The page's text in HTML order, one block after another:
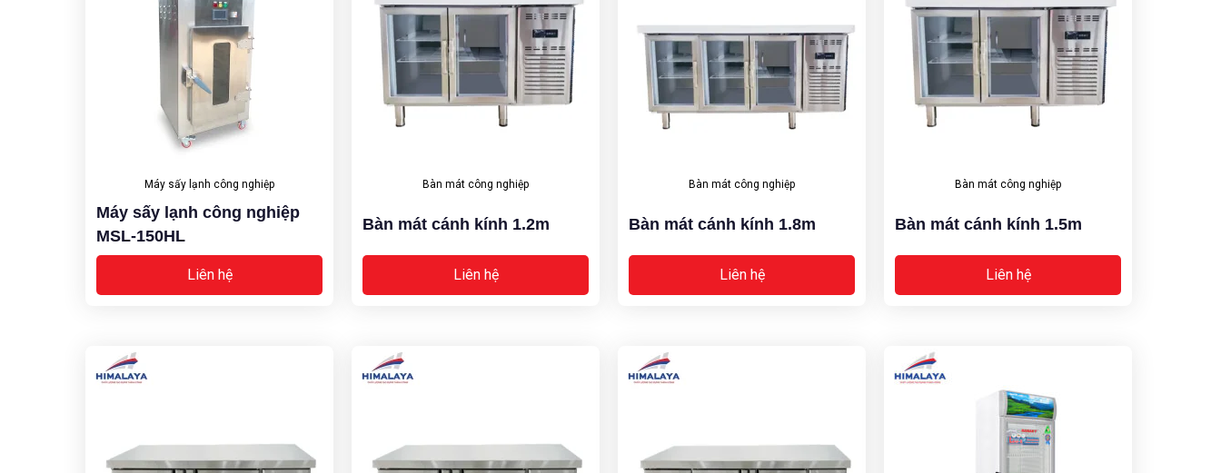
Máy sấy lạnh công nghiệp
Máy sấy lạnh công nghiệp
MSL-150HL
Liên hệ
Bàn mát công nghiệp
Bàn mát cánh kính 1.2m
Liên hệ
Bàn mát công nghiệp
Bàn mát cánh kính 1.8m
Liên hệ
Bàn mát công nghiệp
Bàn mát cánh kính 1.5m
Liên hệ